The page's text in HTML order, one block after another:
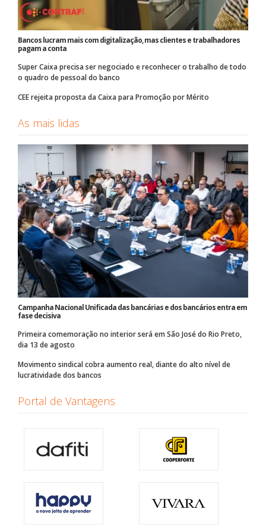
Bancos lucram mais com digitalização, mas clientes e trabalhadores
pagam a conta
Super Caixa precisa ser negociado e reconhecer o trabalho de todo
o quadro de pessoal do banco
CEE rejeita proposta da Caixa para Promoção por Mérito
As mais lidas
Campanha Nacional Unificada das bancárias e dos bancários entra em
fase decisiva
Primeira comemoração no interior será em São José do Rio Preto,
dia 13 de agosto
Movimento sindical cobra aumento real, diante do alto nível de
lucratividade dos bancos
Portal de Vantagens